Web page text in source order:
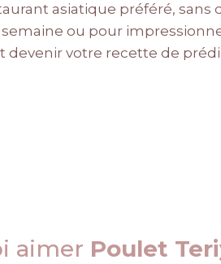
asiatique préféré,
semaine ou pour
devenir votre recette de
aimer Poulet